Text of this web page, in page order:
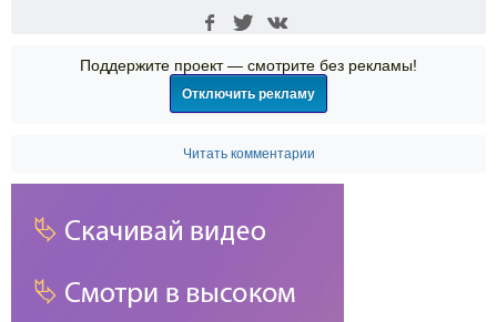
Поддержите проект — смотрите без рекламы!
Отключить рекламу
Читать комментарии